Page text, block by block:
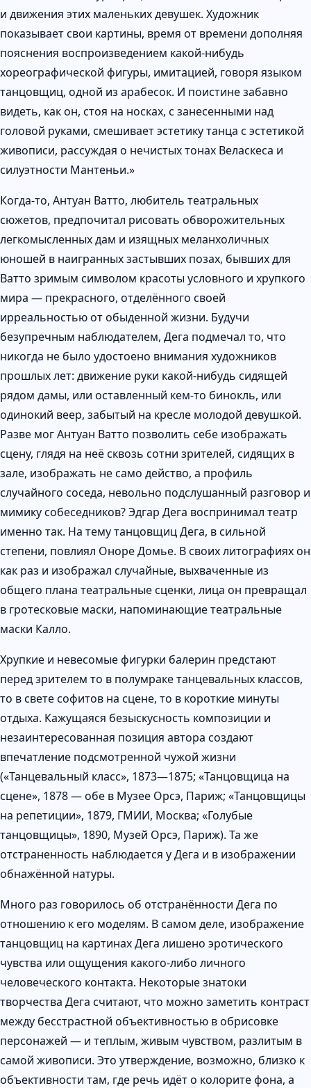
и движения этих маленьких девушек. Художник
показывает свои картины, время от времени дополняя
пояснения воспроизведением какой-нибудь
хореографической фигуры, имитацией, говоря языком
танцовщиц, одной из арабесок. И поистине забавно
видеть, как он, стоя на носках, с занесенными над
головой руками, смешивает эстетику танца с эстетикой
живописи, рассуждая о нечистых тонах Веласкеса и
силуэтности Мантеньи.»
Когда-то, Антуан Ватто, любитель театральных
сюжетов, предпочитал рисовать обворожительных
легкомысленных дам и изящных меланхоличных
юношей в наигранных застывших позах, бывших для
Ватто зримым символом красоты условного и хрупкого
мира — прекрасного, отделённого своей
ирреальностью от обыденной жизни. Будучи
безупречным наблюдателем, Дега подмечал то, что
никогда не было удостоено внимания художников
прошлых лет: движение руки какой-нибудь сидящей
рядом дамы, или оставленный кем-то бинокль, или
одинокий веер, забытый на кресле молодой девушкой.
Разве мог Антуан Ватто позволить себе изображать
сцену, глядя на неё сквозь сотни зрителей, сидящих в
зале, изображать не само действо, а профиль
случайного соседа, невольно подслушанный разговор и
мимику собеседников? Эдгар Дега воспринимал театр
именно так. На тему танцовщиц Дега, в сильной
степени, повлиял Оноре Домье. В своих литографиях он
как раз и изображал случайные, выхваченные из
общего плана театральные сценки, лица он превращал
в гротесковые маски, напоминающие театральные
маски Калло.
Хрупкие и невесомые фигурки балерин предстают
перед зрителем то в полумраке танцевальных классов,
то в свете софитов на сцене, то в короткие минуты
отдыха. Кажущаяся безыскусность композиции и
незаинтересованная позиция автора создают
впечатление подсмотренной чужой жизни
(«Танцевальный класс», 1873—1875; «Танцовщица на
сцене», 1878 — обе в Музее Орсэ, Париж; «Танцовщицы
на репетиции», 1879, ГМИИ, Москва; «Голубые
танцовщицы», 1890, Музей Орсэ, Париж). Та же
отстраненность наблюдается у Дега и в изображении
обнажённой натуры.
Много раз говорилось об отстранённости Дега по
отношению к его моделям. В самом деле, изображение
танцовщиц на картинах Дега лишено эротического
чувства или ощущения какого-либо личного
человеческого контакта. Некоторые знатоки
творчества Дега считают, что можно заметить контраст
между бесстрастной объективностью в обрисовке
персонажей — и теплым, живым чувством, разлитым в
самой живописи. Это утверждение, возможно, близко к
объективности там, где речь идёт о колорите фона, а